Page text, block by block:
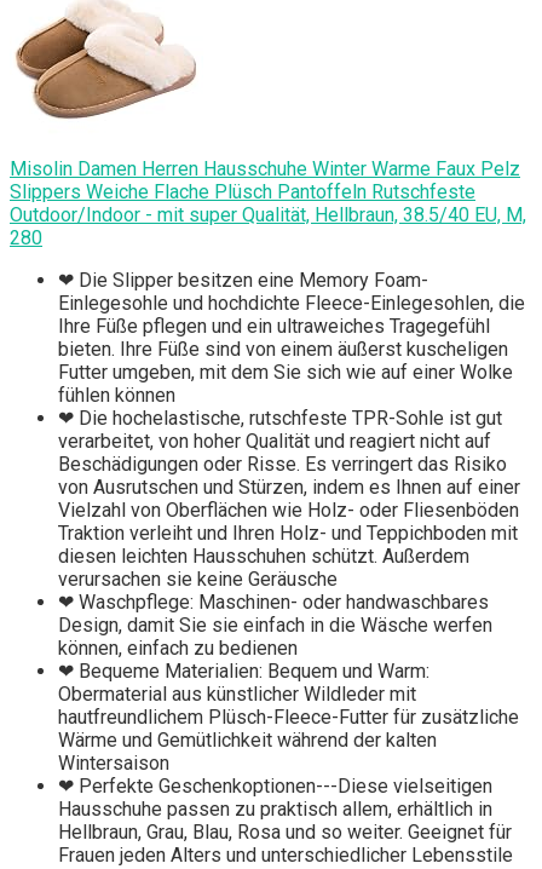
Misolin Damen Herren Hausschuhe Winter Warme Faux Pelz
Slippers Weiche Flache Plüsch Pantoffeln Rutschfeste
Outdoor/Indoor - mit super Qualität, Hellbraun, 38.5/40 EU, M,
280
❤ Die Slipper besitzen eine Memory Foam-
Einlegesohle und hochdichte Fleece-Einlegesohlen, die
Ihre Füße pflegen und ein ultraweiches Tragegefühl
bieten. Ihre Füße sind von einem äußerst kuscheligen
Futter umgeben, mit dem Sie sich wie auf einer Wolke
fühlen können
❤ Die hochelastische, rutschfeste TPR-Sohle ist gut
verarbeitet, von hoher Qualität und reagiert nicht auf
Beschädigungen oder Risse. Es verringert das Risiko
von Ausrutschen und Stürzen, indem es Ihnen auf einer
Vielzahl von Oberflächen wie Holz- oder Fliesenböden
Traktion verleiht und Ihren Holz- und Teppichboden mit
diesen leichten Hausschuhen schützt. Außerdem
verursachen sie keine Geräusche
❤ Waschpflege: Maschinen- oder handwaschbares
Design, damit Sie sie einfach in die Wäsche werfen
können, einfach zu bedienen
❤ Bequeme Materialien: Bequem und Warm:
Obermaterial aus künstlicher Wildleder mit
hautfreundlichem Plüsch-Fleece-Futter für zusätzliche
Wärme und Gemütlichkeit während der kalten
Wintersaison
❤ Perfekte Geschenkoptionen---Diese vielseitigen
Hausschuhe passen zu praktisch allem, erhältlich in
Hellbraun, Grau, Blau, Rosa und so weiter. Geeignet für
Frauen jeden Alters und unterschiedlicher Lebensstile